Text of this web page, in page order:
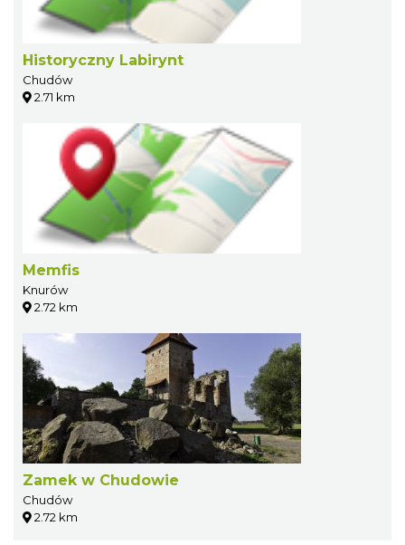
Historyczny Labirynt
Chudów
2.71 km
Memfis
Knurów
2.72 km
Zamek w Chudowie
Chudów
2.72 km